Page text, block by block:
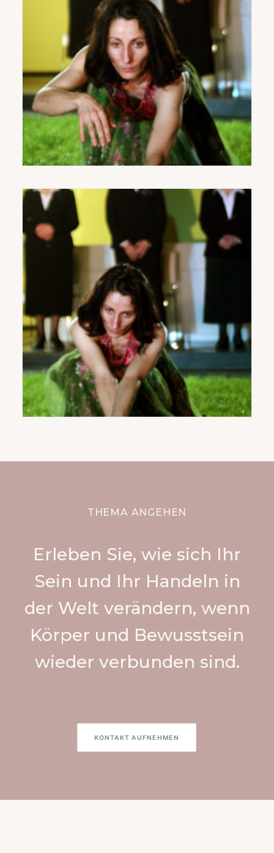
THEMA ANGEHEN
Erleben Sie, wie sich Ihr
Sein und Ihr Handeln in
der Welt verändern, wenn
Körper und Bewusstsein
wieder verbunden sind.
KONTAKT AUFNEHMEN